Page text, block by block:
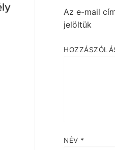
Az e-mail
jelöltük
NÉV *